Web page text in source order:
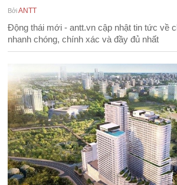
Bởi ANTT
Động thái mới - antt.vn cập nhật tin tức về
nhanh chóng, chính xác và đầy đủ nhất